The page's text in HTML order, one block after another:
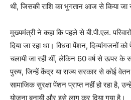
थी, जिसकी राशि का भुगतान आज से किया जा
मुख्यमंत्री ने कहा कि पहले से बी.पी.एल.
दिया जा रहा था। विधवा पेंशन, दिव्यांगजनों
चलायी जा रही थीं, लेकिन 60 वर्ष से ऊपर के
पुरुष, जिन्हें केंद्र या राज्य सरकार से कोई
सामाजिक सुरक्षा पेंशन प्राप्त नहीं हो रहा है,
योजना बनायी और इसे लागू कर दिया गया है।